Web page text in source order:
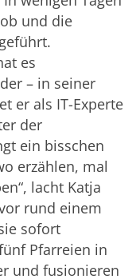
und die
es
– in seiner
er als IT-Experte
der
ein bisschen
erzählen, mal
lacht Katja
rund einem
sofort
Pfarreien in
und fusionieren